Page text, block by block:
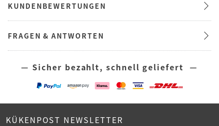
KUNDENBEWERTUNGEN
FRAGEN & ANTWORTEN
— Sicher bezahlt, schnell geliefert —
KÜKENPOST NEWSLETTER